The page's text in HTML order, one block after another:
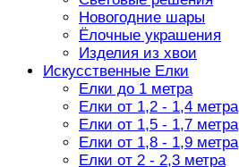
Новогодние шары
Ёлочные украшения
Изделия из хвои
Искусственные Елки
Елки до 1 метра
Елки от 1,2 - 1,4 метра
Елки от 1,5 - 1,7 метра
Елки от 1,8 - 1,9 метра
Елки от 2 - 2,3 метра